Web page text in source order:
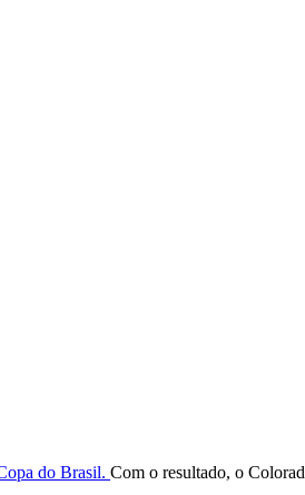
do Brasil. Com o resultado, o